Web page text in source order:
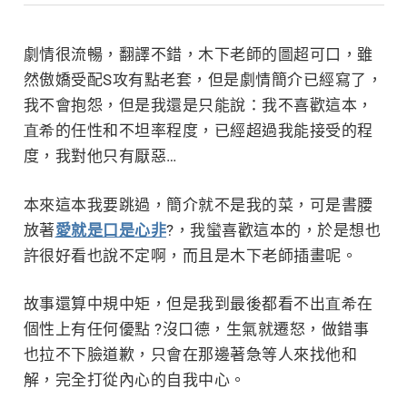
劇情很流暢，翻譯不錯，木下老師的圖超可口，雖
然傲嬌受配S攻有點老套，但是劇情簡介已經寫了，
我不會抱怨，但是我還是只能說：我不喜歡這本，
直希的任性和不坦率程度，已經超過我能接受的程
度，我對他只有厭惡…
本來這本我要跳過，簡介就不是我的菜，可是書腰
放著愛就是口是心非?，我蠻喜歡這本的，於是想也
許很好看也說不定啊，而且是木下老師插畫呢。
故事還算中規中矩，但是我到最後都看不出直希在
個性上有任何優點 ?沒口德，生氣就遷怒，做錯事
也拉不下臉道歉，只會在那邊著急等人來找他和
解，完全打從內心的自我中心。